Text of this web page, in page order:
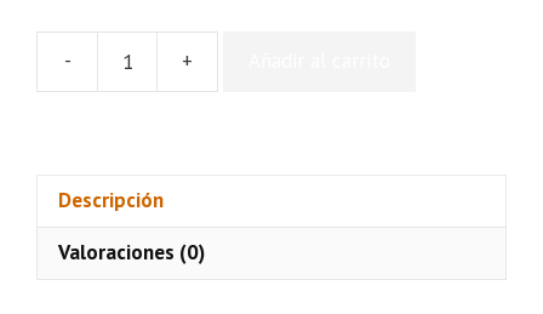
- +
Descripción
Valoraciones (0)